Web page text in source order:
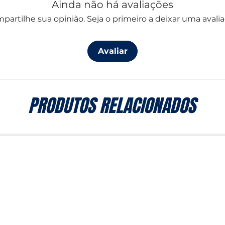
Ainda não há avaliações
sua opinião. Seja o primeiro a deixar uma
Avaliar
PRODUTOS RELACIONADOS